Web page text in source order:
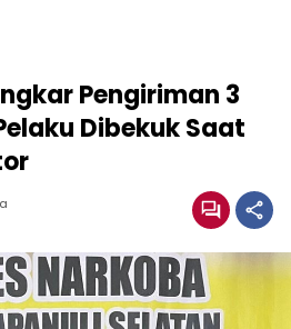
Pengiriman 3
Dibekuk Saat